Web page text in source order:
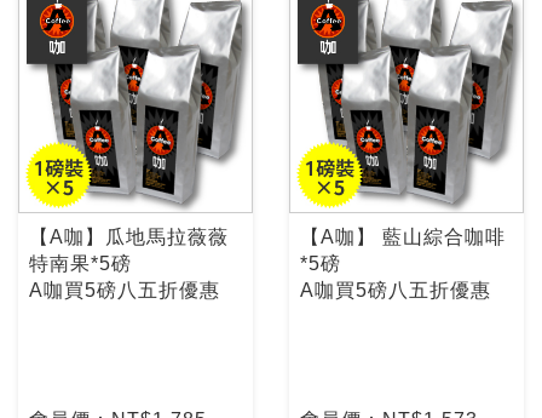
【A咖】瓜地馬拉薇薇
特南果*5磅
A咖買5磅八五折優惠
【A咖】 藍山綜合咖啡
*5磅
A咖買5磅八五折優惠